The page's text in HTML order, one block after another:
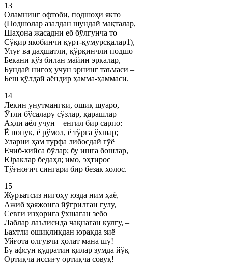
13
Оламнинг офтоби, подшоҳи якто
(Подшолар азалдан шундай мақталар,
Шаҳона жасадни еб бўлгунча то
Сўқир якобинчи қурт-қумурсқалар1),
Улуғ ва даҳшатли, қўрқинчли подшо
Бекани кўз билан майин эркалар,
Бундай нигоҳ учун эрнинг таъмаси –
Беш қўлдай аёндир ҳамма-ҳаммаси.
14
Лекин унутмангки, ошиқ шуаро,
Ўтли бўсалару сўзлар, қарашлар
Аҳли аёл учун – енгил бир сарпо:
Ё попук, ё рўмол, ё тўрга ўхшар;
Уларни ҳам турфа либосдай гўё
Ечиб-кийса бўлар; бу ишга бошлар,
Юраклар бедаҳл; имо, эҳтирос
Тўғноғич сингари бир безак холос.
15
Журъатсиз нигоҳу юзда ним ҳаё,
Ажиб ҳаяжонга йўғрилган ғулу,
Севги изҳорига ўхшаган зебо
Лаблар лаълисида чақнаган кулгу, –
Бахтли ошиқликдан юракда зиё
Уйғота олгувчи ҳолат мана шу!
Бу афсун қудратин қилар зумда йўқ
Ортиқча иссиғу ортиқча совуқ!